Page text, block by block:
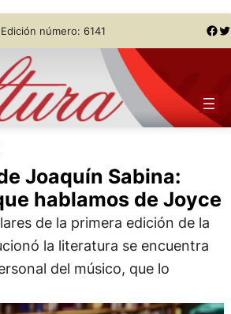
número: 6141 Facebook Twitter
Joaquín Sabina:
hablamos de Joyce
de la primera edición de la
la literatura se encuentra
del músico, que lo